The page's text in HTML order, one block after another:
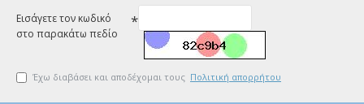
Εισάγετε τον κωδικό
στο παρακάτω πεδίο
Έχω διαβάσει και αποδέχομαι τους Πολιτική απορρήτου